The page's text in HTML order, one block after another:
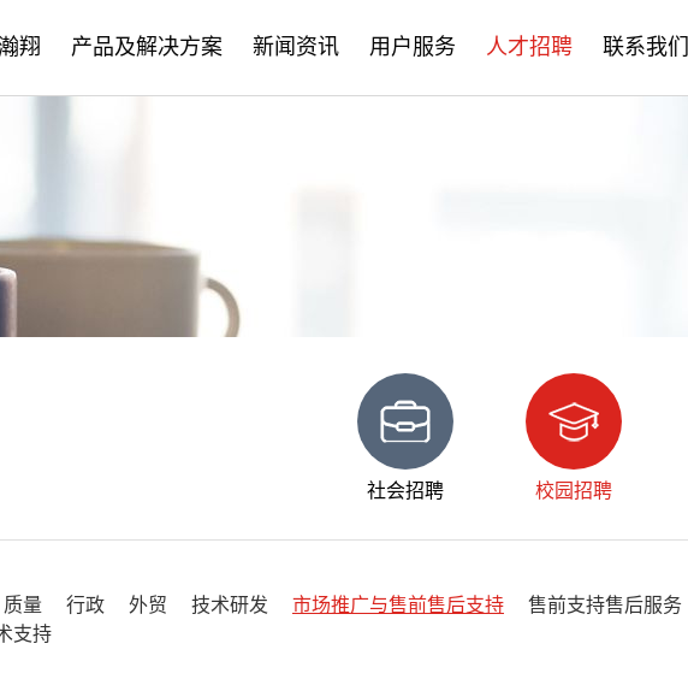
翔 产品及解决方案 新闻资讯 用户服务 人才招聘 联系我们
社会招聘 校园招聘
质量 行政 外贸 技术研发 市场推广与售前售后支持 售前支持售后服务
支持